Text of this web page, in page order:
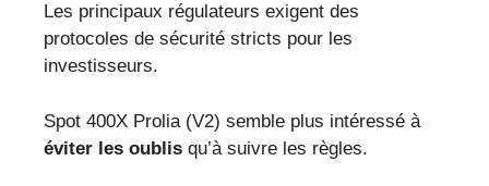
Les principaux régulateurs exigent des
protocoles de sécurité stricts pour les
investisseurs.
Spot 400X Prolia (V2) semble plus intéressé à
éviter les oublis qu’à suivre les règles.